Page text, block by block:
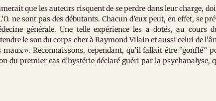
que les auteurs risquent de se perdre dans leur charge,
ne sont pas des débutants. Chacun d’eux peut, en effet, se
générale. Une telle expérience les a dotés, au cours
le son du corps cher à Raymond Vilain et aussi celui de
». Reconnaissons, cependant, qu’il fallait être ‘’gonflé’’
du premier cas d’hystérie déclaré guéri par la psychanalyse,